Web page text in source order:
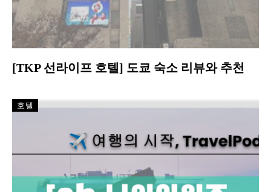
[TKP 선라이프 호텔] 도쿄 숙소 리뷰와 추천
호텔